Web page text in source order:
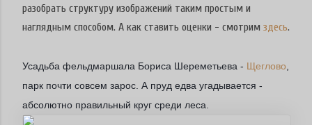
разобрать структуру изображений таким простым и
наглядным способом. А как ставить оценки - смотрим здесь.
Усадьба фельдмаршала Бориса Шереметьева - Щеглово
парк почти совсем зарос. А пруд едва угадывается -
абсолютно правильный круг среди леса.